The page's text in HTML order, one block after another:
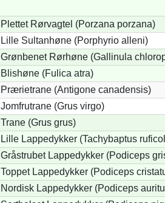
Plettet Rørvagtel (Porzana porzana)
Lille Sultanhøne (Porphyrio alleni)
Grønbenet Rørhøne (Gallinula
Blishøne (Fulica atra)
Prærietrane (Antigone canadensis)
Jomfrutrane (Grus virgo)
Trane (Grus grus)
Lille Lappedykker (Tachybaptus
Gråstrubet Lappedykker (Podiceps
Toppet Lappedykker (Podiceps
Nordisk Lappedykker (Podiceps